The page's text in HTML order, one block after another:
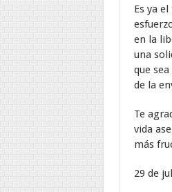
Es ya
en la
una
que
de la
Te
vida
más
29 de